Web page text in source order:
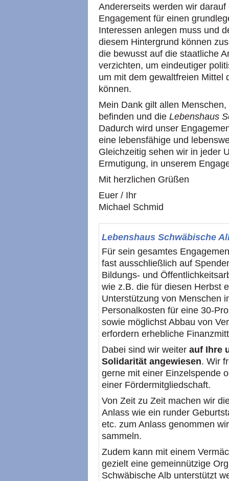
Andererseits werden wir
Engagement für einen
Interessen anlegen muss und
diesem Hintergrund können
die bewusst auf die staatliche
verzichten, um eindeutiger
um mit dem gewaltfreien Mittel
können.
Mein Dank gilt allen
befinden und die Lebenshaus
Dadurch wird unser
eine lebensfähige und
Gleichzeitig sehen wir in jeder
Ermutigung, in unserem
Mit herzlichen Grüßen
Euer / Ihr
Michael Schmid
Lebenshaus Schwäbische
Für sein gesamtes
fast ausschließlich auf
Bildungs- und
wie z.B. die für diesen Herbst
Unterstützung von Menschen
Personalkosten für eine 30-
sowie möglichst Abbau von
erfordern erhebliche
Dabei sind wir weiter auf Ihre
Solidarität angewiesen. Wir
gerne mit einer Einzelspende
einer Fördermitgliedschaft.
Von Zeit zu Zeit machen wir
Anlass wie ein runder
etc. zum Anlass genommen
sammeln.
Zudem kann mit einem
gezielt eine gemeinnützige
Schwäbische Alb unterstützt